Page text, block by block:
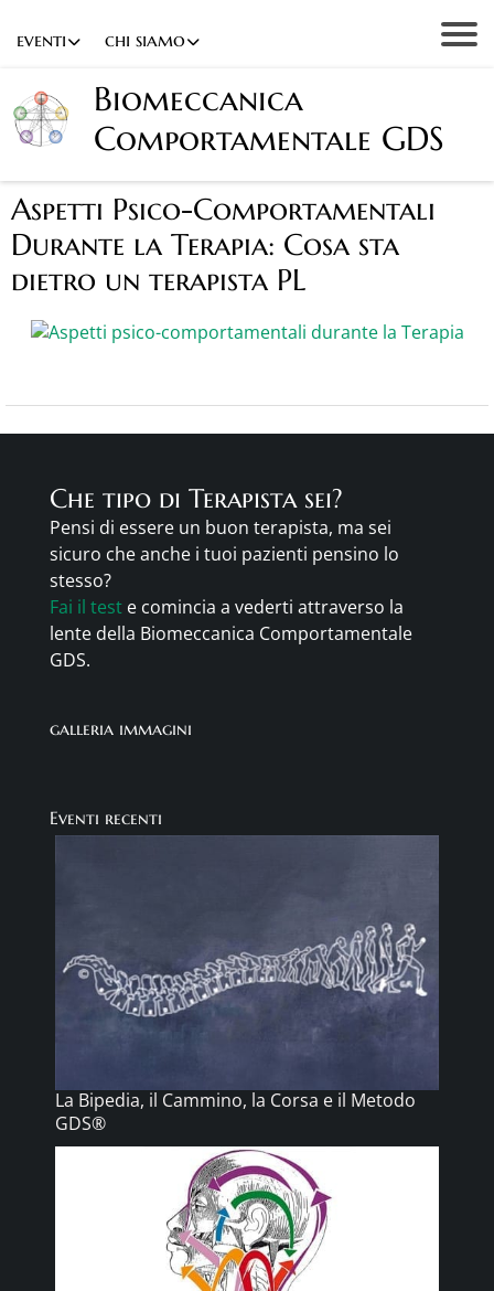
eventi chi siamo
Biomeccanica
Comportamentale GDS
Aspetti Psico-Comportamentali
Durante la Terapia: Cosa sta
dietro un terapista PL
Che tipo di Terapista sei?
Pensi di essere un buon terapista, ma sei
sicuro che anche i tuoi pazienti pensino lo
stesso?
Fai il test e comincia a vederti attraverso la
lente della Biomeccanica Comportamentale
GDS.
galleria immagini
Eventi recenti
La Bipedia, il Cammino, la Corsa e il Metodo
GDS®